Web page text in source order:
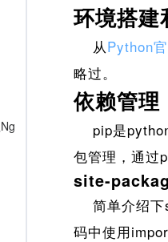
环境搭建
从Python
略过。
依赖管
pip是python
包管理，通过
site-
简单介绍下
码中使用